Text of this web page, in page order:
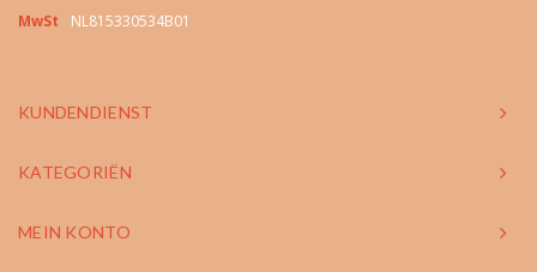
MwSt
NL815330534B01
KUNDENDIENST
KATEGORIËN
MEIN KONTO